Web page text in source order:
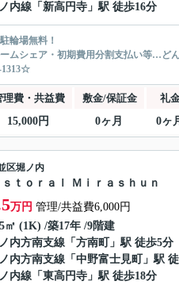
内線 「 新高円寺 」駅 徒歩16分
輪場無料！
ムシェア・初期費用分割支払い等…ど
1313☆
理費・共益費 敷金/保証金 礼
15,000円 0ヶ月 0ヶ
区堀ノ内
ｓｔｏｒａｌ Ｍｉｒａｓｈｕｎ
万円 管理/共益費6,000円
㎡ (1K) /築17年 /9階建
内方南支線 「 方南町
」駅 徒歩5分
内方南支線 「 中野富士見町
」駅
内線 「 東高円寺 」駅 徒歩18分